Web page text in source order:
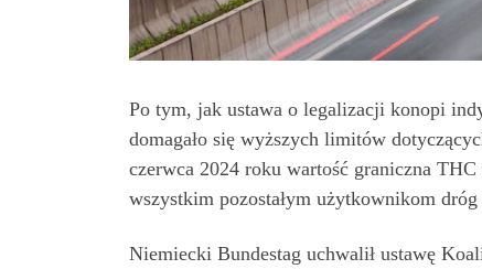
Po tym, jak ustawa o legalizacji konopi
domagało się wyższych limitów
czerwca 2024 roku wartość graniczna
wszystkim pozostałym użytkownikom
Niemiecki Bundestag uchwalił ustawę